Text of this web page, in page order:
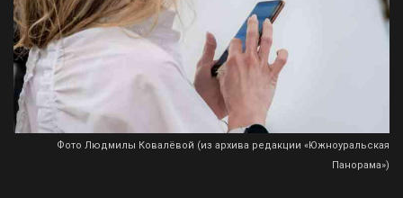
Фото Людмилы Ковалёвой (из архива редакции «Южноуральская
Панорама»)